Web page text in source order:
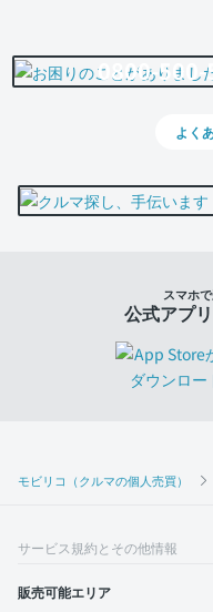
モビリコ（クルマの個人売買）
0800-
よく
スマホ
公式アプ
サービス規約とその他情報
販売可能エリア